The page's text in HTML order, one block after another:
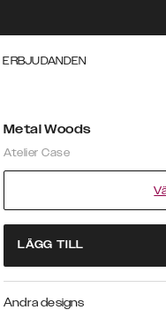
ERBJUDANDEN
Metal Woods
Atelier Case
LÄGG TILL
Andra designs